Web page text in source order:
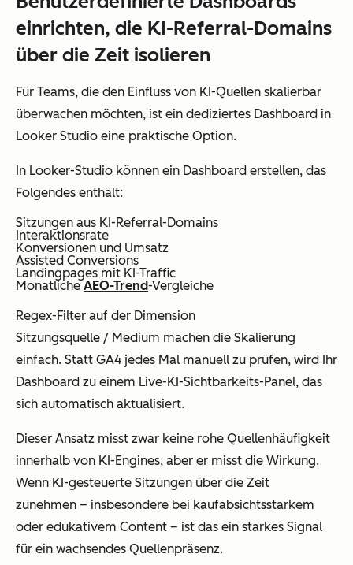
einrichten, die KI-Referral-Domains
über die Zeit isolieren
Für Teams, die den Einfluss von KI-Quellen skalierbar
überwachen möchten, ist ein dediziertes Dashboard in
Looker Studio eine praktische Option.
In Looker-Studio können ein Dashboard erstellen, das
Folgendes enthält:
Sitzungen aus KI-Referral-Domains
Interaktionsrate
Konversionen und Umsatz
Assisted Conversions
Landingpages mit KI-Traffic
MonatlicheAEO-Trend-Vergleiche
Regex-Filter auf der Dimension
Sitzungsquelle / Medium machen die Skalierung
einfach. Statt GA4 jedes Mal manuell zu prüfen, wird Ihr
Dashboard zu einem Live-KI-Sichtbarkeits-Panel, das
sich automatisch aktualisiert.
Dieser Ansatz misst zwar keine rohe Quellenhäufigkeit
innerhalb von KI-Engines, aber er misst die Wirkung.
Wenn KI-gesteuerte Sitzungen über die Zeit
zunehmen – insbesondere bei kaufabsichtsstarkem
oder edukativem Content – ist das ein starkes Signal
für ein wachsendes Quellenpräsenz.